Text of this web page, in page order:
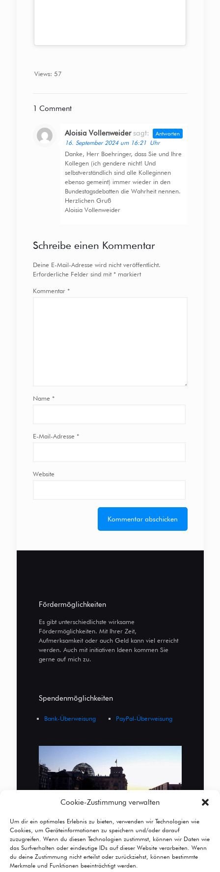
Cookie-Zustimmung verwalten
Um dir ein optimales Erlebnis zu bieten, verwenden wir Technologien wie
Cookies, um Geräteinformationen zu speichern und/oder darauf
zuzugreifen. Wenn du diesen Technologien zustimmst, können wir Daten wie
das Surfverhalten oder eindeutige IDs auf dieser Website verarbeiten. Wenn
du deine Zustimmung nicht erteilst oder zurückziehst, können bestimmte
Merkmale und Funktionen beeinträchtigt werden.
Views: 57
1 Comment
Aloisia Vollenweider sagt:
16. September 2024 um 16:21 Uhr
Danke, Herr Boehringer, dass Sie und Ihre
Kollegen (ich gendere nicht! Und
selbstverständlich sind alle Kolleginnen
ebenso gemeint) immer wieder in den
Bundestagsdebatten die Wahrheit nennen.
Herzlichen Gruß
Aloisia Vollenweider
Antworten
Schreibe einen Kommentar
Deine E-Mail-Adresse wird nicht veröffentlicht.
Erforderliche Felder sind mit *markiert
Kommentar *
Name *
E-Mail-Adresse *
Website
Fördermöglichkeiten
Es gibt unterschiedlichste wirksame
Fördermöglichkeiten. Mit Ihrer Zeit,
Aufmerksamkeit oder auch Geld kann viel erreicht
werden. Auch mit initiativen Ideen kommen Sie
gerne auf mich zu.
Spendenmöglichkeiten
Bank-Überweisung PayPal-Überweisung